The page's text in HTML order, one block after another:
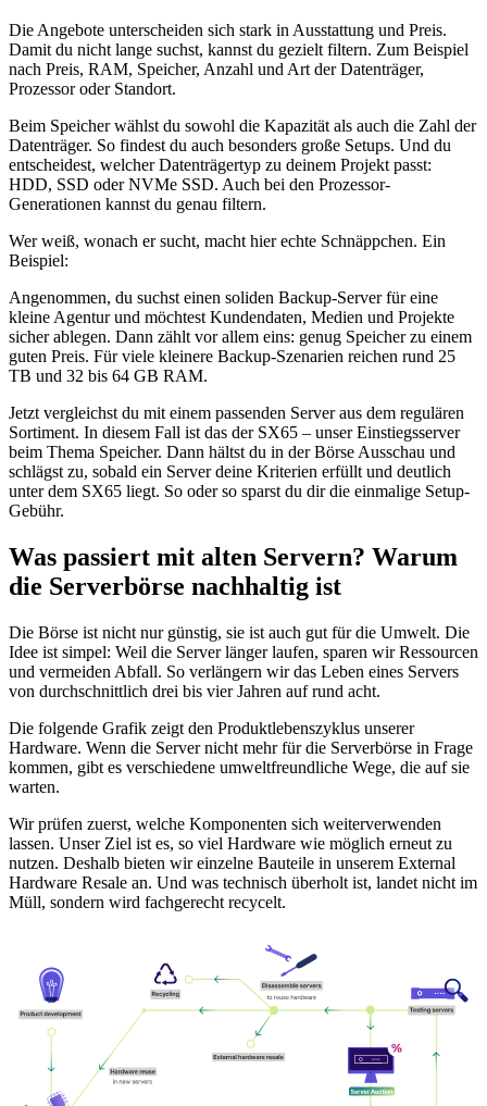
Die Angebote unterscheiden sich stark in Ausstattung und Preis.
Damit du nicht lange suchst, kannst du gezielt filtern. Zum Beispiel
nach Preis, RAM, Speicher, Anzahl und Art der Datenträger,
Prozessor oder Standort.
Beim Speicher wählst du sowohl die Kapazität als auch die Zahl der
Datenträger. So findest du auch besonders große Setups. Und du
entscheidest, welcher Datenträgertyp zu deinem Projekt passt:
HDD, SSD oder NVMe SSD. Auch bei den Prozessor-
Generationen kannst du genau filtern.
Wer weiß, wonach er sucht, macht hier echte Schnäppchen. Ein
Beispiel:
Angenommen, du suchst einen soliden Backup-Server für eine
kleine Agentur und möchtest Kundendaten, Medien und Projekte
sicher ablegen. Dann zählt vor allem eins: genug Speicher zu einem
guten Preis. Für viele kleinere Backup-Szenarien reichen rund 25
TB und 32 bis 64 GB RAM.
Jetzt vergleichst du mit einem passenden Server aus dem regulären
Sortiment. In diesem Fall ist das der SX65 – unser Einstiegsserver
beim Thema Speicher. Dann hältst du in der Börse Ausschau und
schlägst zu, sobald ein Server deine Kriterien erfüllt und deutlich
unter dem SX65 liegt. So oder so sparst du dir die einmalige Setup-
Gebühr.
Was passiert mit alten Servern? Warum
die Serverbörse nachhaltig ist
Die Börse ist nicht nur günstig, sie ist auch gut für die Umwelt. Die
Idee ist simpel: Weil die Server länger laufen, sparen wir Ressourcen
und vermeiden Abfall. So verlängern wir das Leben eines Servers
von durchschnittlich drei bis vier Jahren auf rund acht.
Die folgende Grafik zeigt den Produktlebenszyklus unserer
Hardware. Wenn die Server nicht mehr für die Serverbörse in Frage
kommen, gibt es verschiedene umweltfreundliche Wege, die auf sie
warten.
Wir prüfen zuerst, welche Komponenten sich weiterverwenden
lassen. Unser Ziel ist es, so viel Hardware wie möglich erneut zu
nutzen. Deshalb bieten wir einzelne Bauteile in unserem External
Hardware Resale an. Und was technisch überholt ist, landet nicht im
Müll, sondern wird fachgerecht recycelt.